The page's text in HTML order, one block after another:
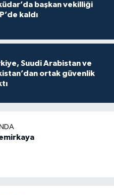
başkan vekilliği
kaldı
Suudi Arabistan ve
ortak güvenlik